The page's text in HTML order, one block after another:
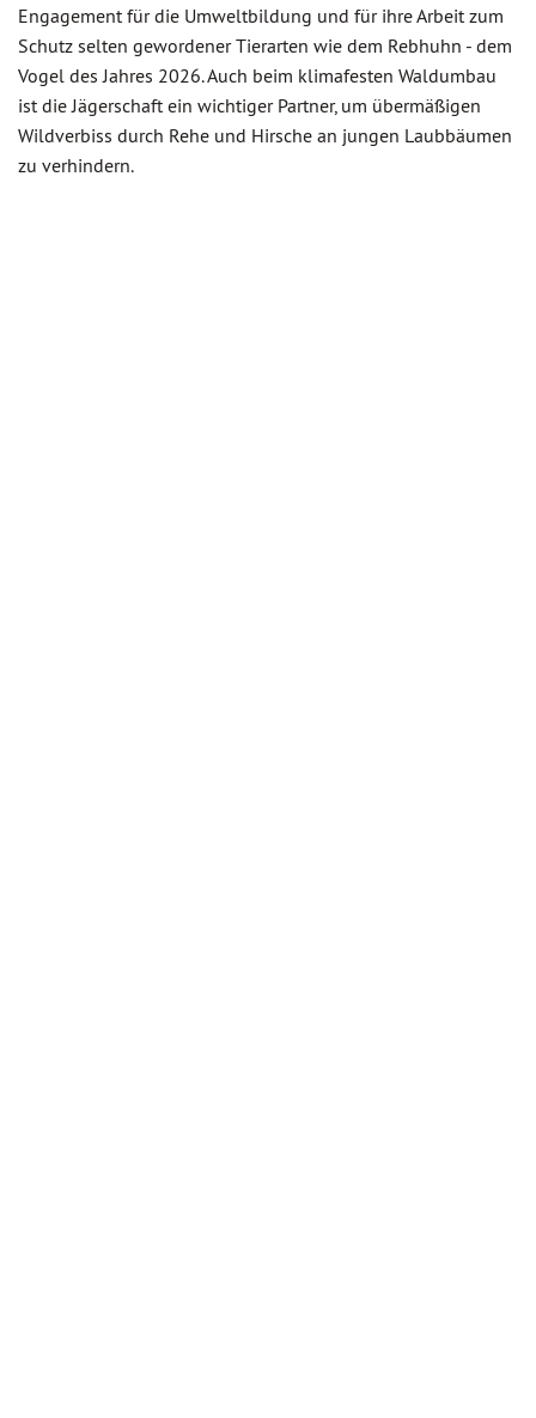
Engagement für die Umweltbildung und für ihre Arbeit zum
Schutz selten gewordener Tierarten wie dem Rebhuhn - dem
Vogel des Jahres 2026. Auch beim klimafesten Waldumbau
ist die Jägerschaft ein wichtiger Partner, um übermäßigen
Wildverbiss durch Rehe und Hirsche an jungen Laubbäumen
zu verhindern.